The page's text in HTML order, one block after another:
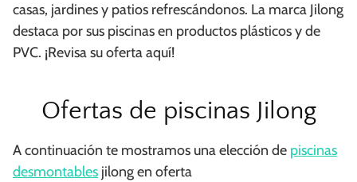
casas, jardines y patios refrescándonos. La marca Jilong
destaca por sus piscinas en productos plásticos y de
PVC. ¡Revisa su oferta aquí!
Ofertas de piscinas Jilong
A continuación te mostramos una elección de piscinas
desmontables jilong en oferta